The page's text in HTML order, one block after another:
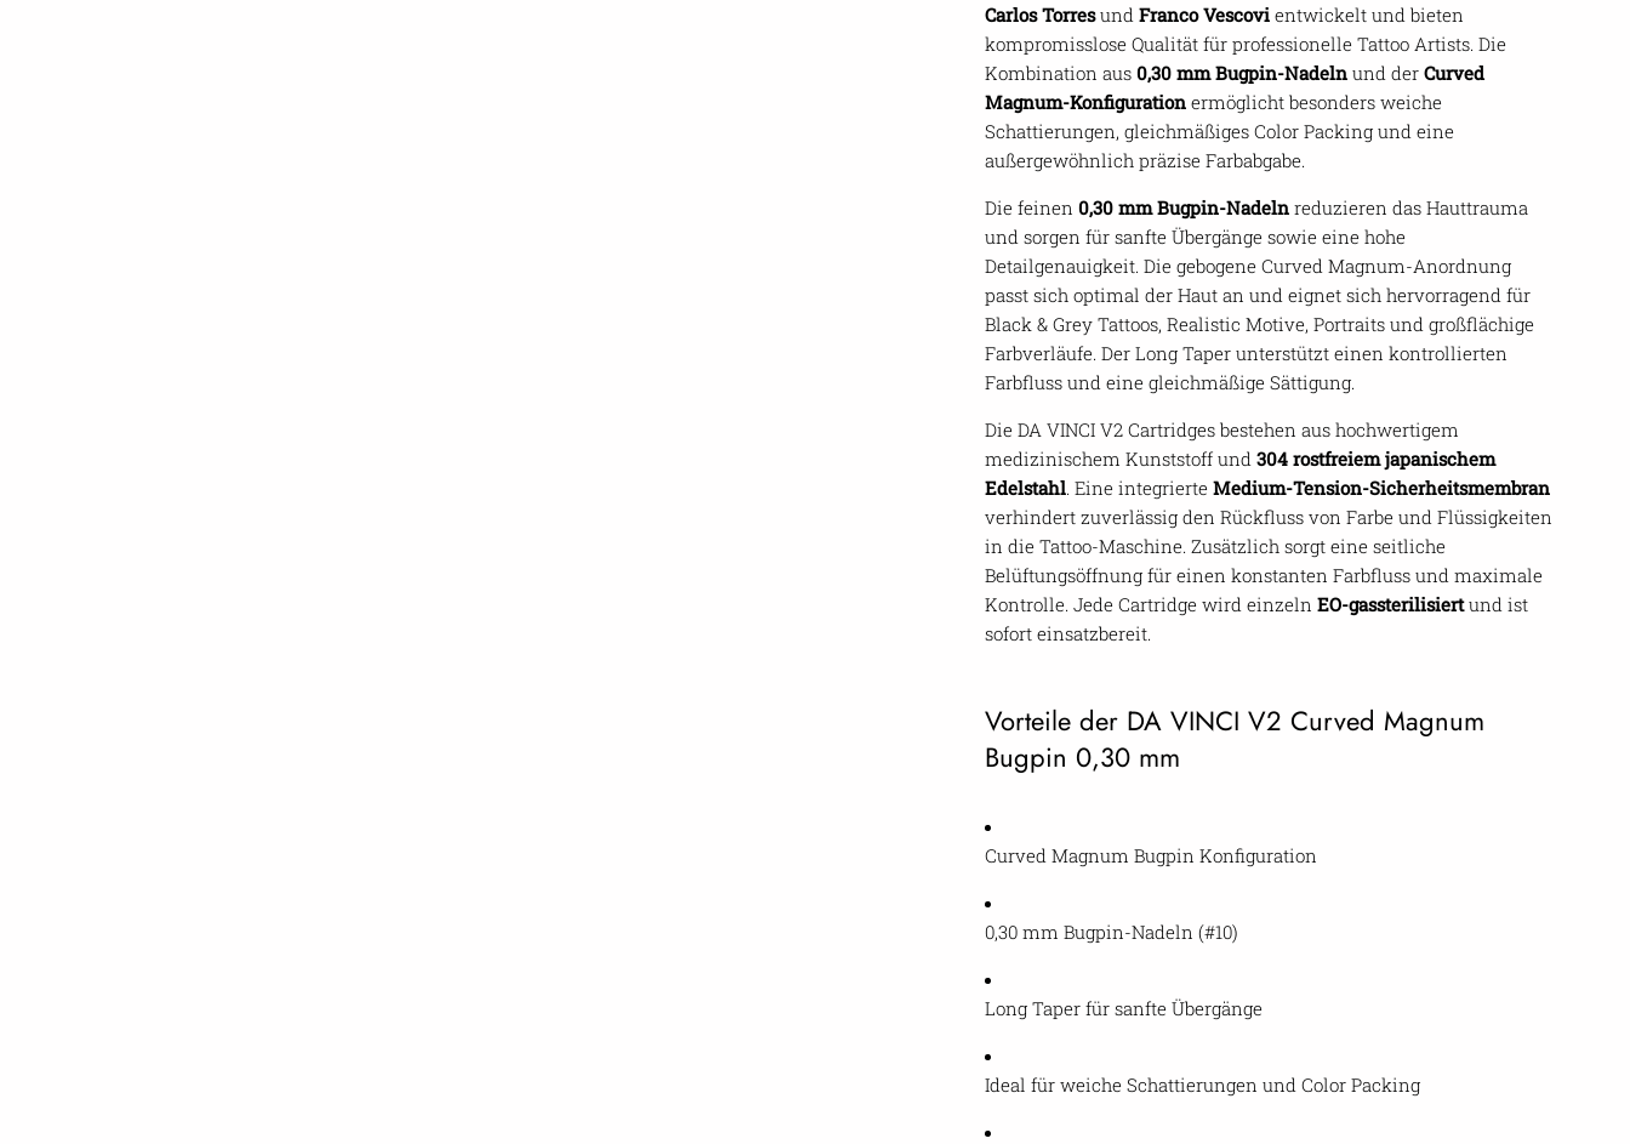
Carlos Torresund Franco Vescovi entwickelt und bieten
kompromisslose Qualität für professionelle Tattoo Artists. Die
Kombination aus 0,30 mm Bugpin-Nadeln und der Curved
Magnum-Konfiguration ermöglicht besonders weiche
Schattierungen, gleichmäßiges Color Packing und eine
außergewöhnlich präzise Farbabgabe.
Die feinen 0,30 mm Bugpin-Nadeln reduzieren das Hauttrauma
und sorgen für sanfte Übergänge sowie eine hohe
Detailgenauigkeit. Die gebogene Curved Magnum-Anordnung
passt sich optimal der Haut an und eignet sich hervorragend für
Black & Grey Tattoos, Realistic Motive, Portraits und großflächige
Farbverläufe. Der Long Taper unterstützt einen kontrollierten
Farbfluss und eine gleichmäßige Sättigung.
Die DA VINCI V2 Cartridges bestehen aus hochwertigem
medizinischem Kunststoff und 304 rostfreiem japanischem
Edelstahl. Eine integrierte Medium-Tension-Sicherheitsmembran
verhindert zuverlässig den Rückfluss von Farbe und Flüssigkeiten
in die Tattoo-Maschine. Zusätzlich sorgt eine seitliche
Belüftungsöffnung für einen konstanten Farbfluss und maximale
Kontrolle. Jede Cartridge wird einzeln EO-gassterilisiertund ist
sofort einsatzbereit.
Vorteile der DA VINCI V2 Curved Magnum
Bugpin 0,30 mm
Curved Magnum Bugpin Konfiguration
0,30 mm Bugpin-Nadeln (#10)
Long Taper für sanfte Übergänge
Ideal für weiche Schattierungen und Color Packing